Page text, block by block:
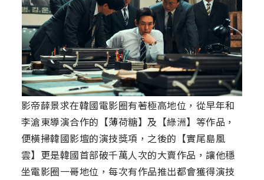
影帝薛景求在韓國電影圈有著極高地位，從早年和
李滄東導演合作的【薄荷糖】及【綠洲】等作品，
便橫掃韓國影壇的演技獎項，之後的【實尾島風
雲】更是韓國首部破千萬人次的大賣作品，讓他穩
坐電影圈一哥地位，每次有作品推出都會獲得演技